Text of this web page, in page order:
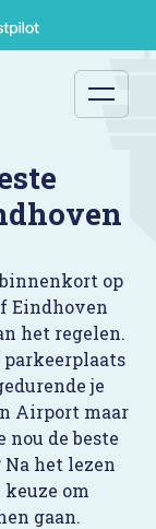
op
Eindhoven
het regelen.
je
Airport maar
nou de beste
Na het lezen
om
gaan.